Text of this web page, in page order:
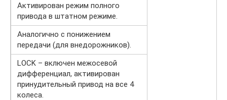
Активирован режим полного
привода в штатном режиме.
Аналогично с понижением
передачи (для внедорожников).
LOCK – включен межосевой
дифференциал, активирован
принудительный привод на все 4
колеса.